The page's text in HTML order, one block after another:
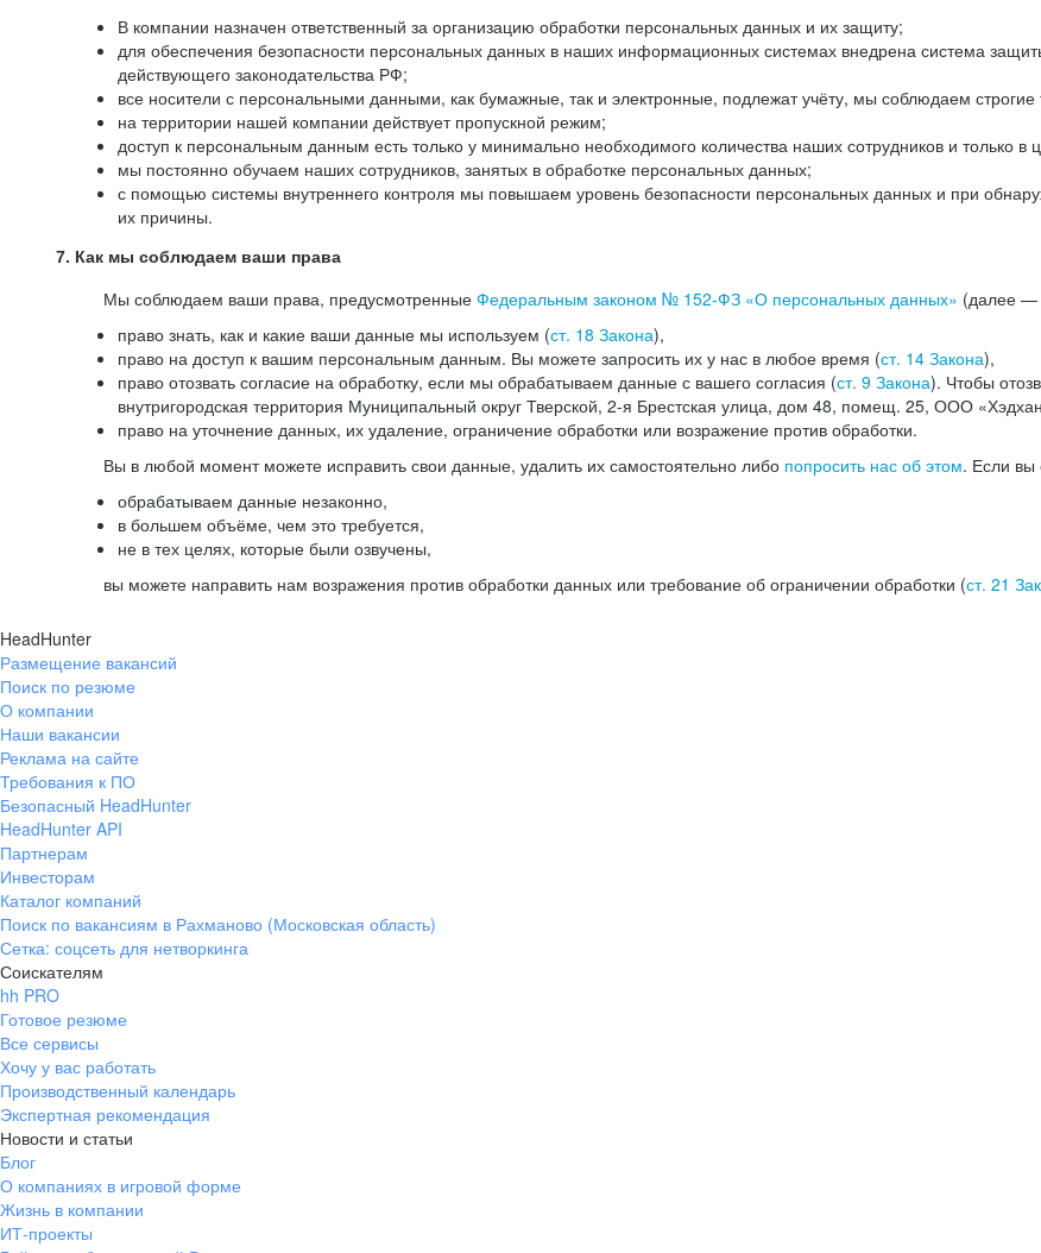
В компании назначен ответственный за организацию обработки персональных данных и их защиту;
для обеспечения безопасности персональных данных в наших информационных системах внедрена система
действующего законодательства РФ;
все носители с персональными данными, как бумажные, так и электронные, подлежат учёту, мы соблюдаем
на территории нашей компании действует пропускной режим;
доступ к персональным данным есть только у минимально необходимого количества наших сотрудников и только
мы постоянно обучаем наших сотрудников, занятых в обработке персональных данных;
с помощью системы внутреннего контроля мы повышаем уровень безопасности персональных данных и при
их причины.
7. Как мы соблюдаем ваши права
Мы соблюдаем ваши права, предусмотренные Федеральным законом № 152-ФЗ «О персональных данных» (далее —
право знать, как и какие ваши данные мы используем (ст. 18 Закона),
право на доступ к вашим персональным данным. Вы можете запросить их у нас в любое время (ст. 14 Закона),
право отозвать согласие на обработку, если мы обрабатываем данные с вашего согласия (ст. 9 Закона). Чтобы
внутригородская территория Муниципальный округ Тверской, 2-я Брестская улица, дом 48, помещ. 25, ООО
право на уточнение данных, их удаление, ограничение обработки или возражение против обработки.
Вы в любой момент можете исправить свои данные, удалить их самостоятельно либо попросить нас об этом. Если вы
обрабатываем данные незаконно,
в большем объёме, чем это требуется,
не в тех целях, которые были озвучены,
вы можете направить нам возражения против обработки данных или требование об ограничении обработки (ст. 21
HeadHunter
Размещение вакансий
Поиск по резюме
О компании
Наши вакансии
Реклама на сайте
Требования к ПО
Безопасный HeadHunter
HeadHunter API
Партнерам
Инвесторам
Каталог компаний
Поиск по вакансиям в Рахманово (Московская область)
Сетка: соцсеть для нетворкинга
Соискателям
hh PRO
Готовое резюме
Все сервисы
Хочу у вас работать
Производственный календарь
Экспертная рекомендация
Новости и статьи
Блог
О компаниях в игровой форме
Жизнь в компании
ИТ-проекты